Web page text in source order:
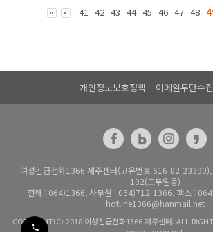
41 42 43 44 45 46 47 48
개인정보보호정책 이메일무단수
여성긴급전화1366 제주센터(고유번호 616-82-23390),
192(도두일동)
전화 : 064)1366, 사무실 : 064)712-1366, 팩스 :
hotline1366@hanmail.net
COPYRIGHT(C) 2018 여성긴급전화1366 제주센터. ALL